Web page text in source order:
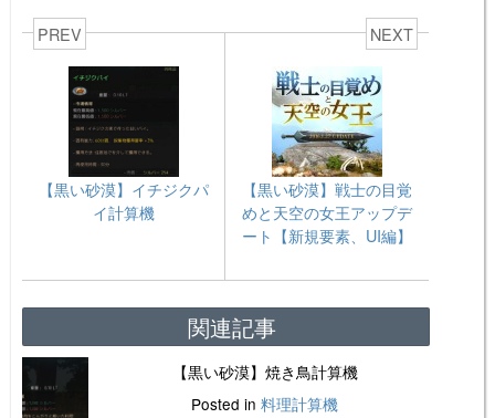
PREV
【黒い砂漠】イチジクパ
イ計算機
NEXT
【黒い砂漠】戦士の目覚
めと天空の女王アップデ
ート【新規要素、UI編】
関連記事
【黒い砂漠】焼き鳥計算機
Posted in 料理計算機